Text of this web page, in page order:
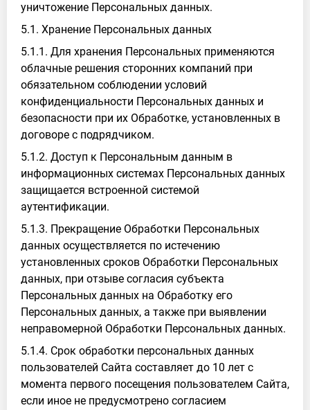
уничтожение Персональных данных.
5.1. Хранение Персональных данных
5.1.1. Для хранения Персональных применяются
облачные решения сторонних компаний при
обязательном соблюдении условий
конфиденциальности Персональных данных и
безопасности при их Обработке, установленных в
договоре с подрядчиком.
5.1.2. Доступ к Персональным данным в
информационных системах Персональных данных
защищается встроенной системой
аутентификации.
5.1.3. Прекращение Обработки Персональных
данных осуществляется по истечению
установленных сроков Обработки Персональных
данных, при отзыве согласия субъекта
Персональных данных на Обработку его
Персональных данных, а также при выявлении
неправомерной Обработки Персональных данных.
5.1.4. Срок обработки персональных данных
пользователей Сайта составляет до 10 лет с
момента первого посещения пользователем Сайта,
если иное не предусмотрено согласием